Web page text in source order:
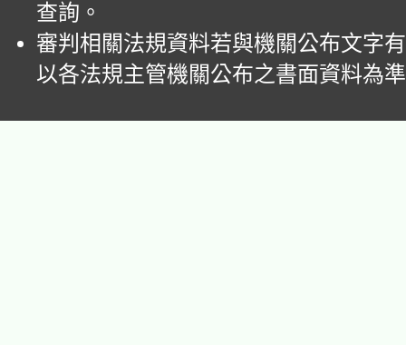
查詢。
審判相關法規資料若與機關公布文字
以各法規主管機關公布之書面資料為